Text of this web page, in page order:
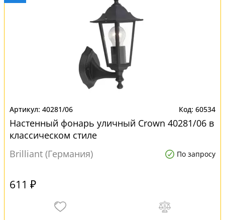
40281/06 60534
Настенный фонарь уличный Crown 40281/06 в
классическом стиле
Brilliant (Германия)
По запросу
611 ₽